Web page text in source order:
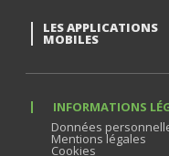
LES APPLICATIONS
MOBILES
INFORMATIONS
Données
Mentions légales
Cookies